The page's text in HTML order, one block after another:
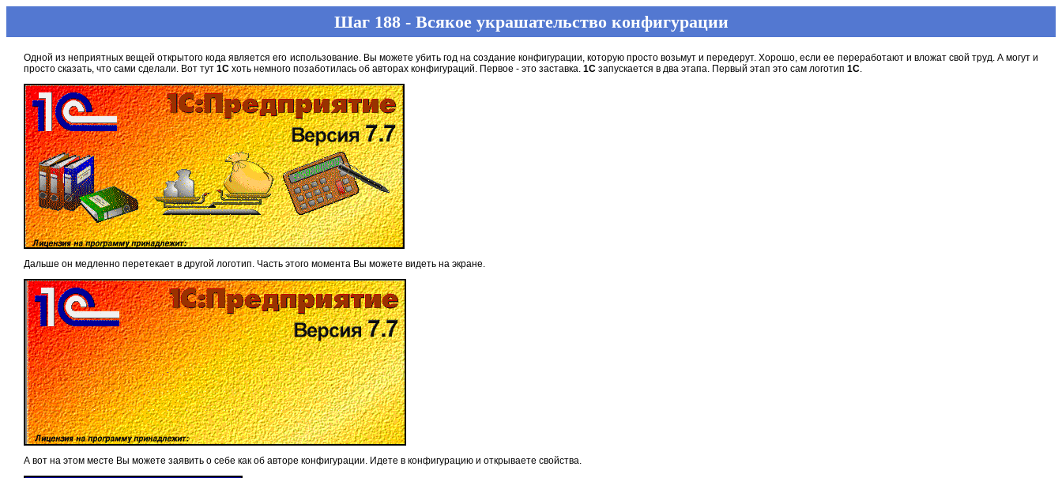
Шаг 188 - Всякое украшательство конфигурации
Одной из неприятных вещей открытого кода является его использование. Вы можете убить год на создание конфигурации, которую просто возьмут и передерут. Хорошо, если ее переработают и вложат свой труд. А могут и
просто сказать, что сами сделали. Вот тут 1C хоть немного позаботилась об авторах конфигураций. Первое - это заставка. 1C запускается в два этапа. Первый этап это сам логотип 1C
Дальше он медленно перетекает в другой логотип. Часть этого момента Вы можете видеть на экране.
А вот на этом месте Вы можете заявить о себе как об авторе конфигурации. Идете в конфигурацию и открываете свойства.